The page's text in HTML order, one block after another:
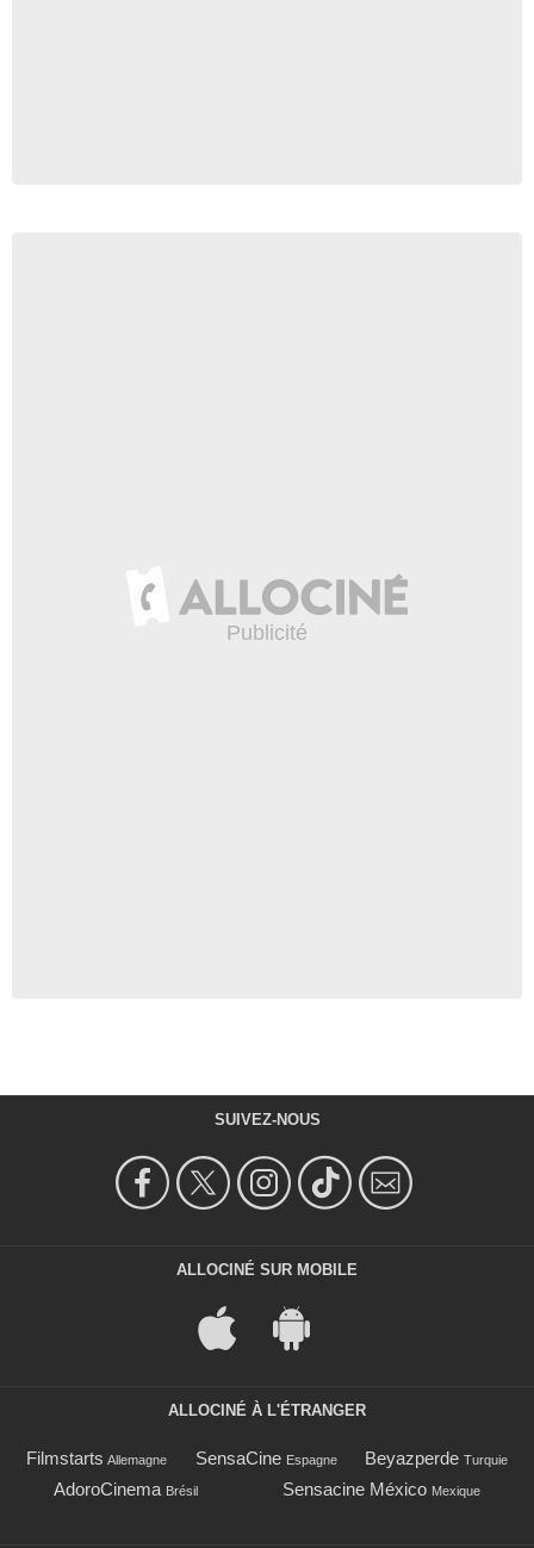
SUIVEZ-NOUS
ALLOCINÉ SUR MOBILE
ALLOCINÉ À L'ÉTRANGER
Filmstarts Allemagne SensaCine Espagne Beyazperde Turquie
AdoroCinema Brésil Sensacine México Mexique